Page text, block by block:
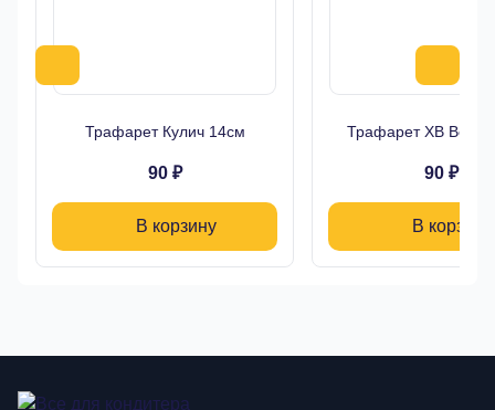
Трафарет Кулич 14см
90 ₽
В корзину
Трафарет ХВ
90 ₽
В корзину